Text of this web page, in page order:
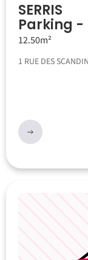
SERRIS
Parking -
12.50m²
1 RUE DES